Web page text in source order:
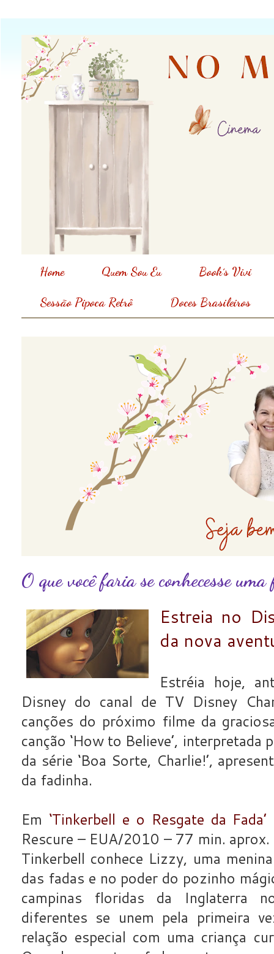
Home Quem Sou Eu Book´s Vivi
Sessão Pipoca Retrô Doces Brasileiros
O que você faria se conhecesse
Estreia no
da nova
Estréia hoje,
Disney do canal de TV Disney
canções do próximo filme da
canção ‘How to Believe’,
da série ‘Boa Sorte, Charlie!’,
da fadinha.
Em ‘Tinkerbell e o Resgate da Fada’
Rescure – EUA/2010 – 77 min.
Tinkerbell conhece Lizzy, uma
das fadas e no poder do pozinho
campinas floridas da Inglaterra
diferentes se unem pela primeira
relação especial com uma criança